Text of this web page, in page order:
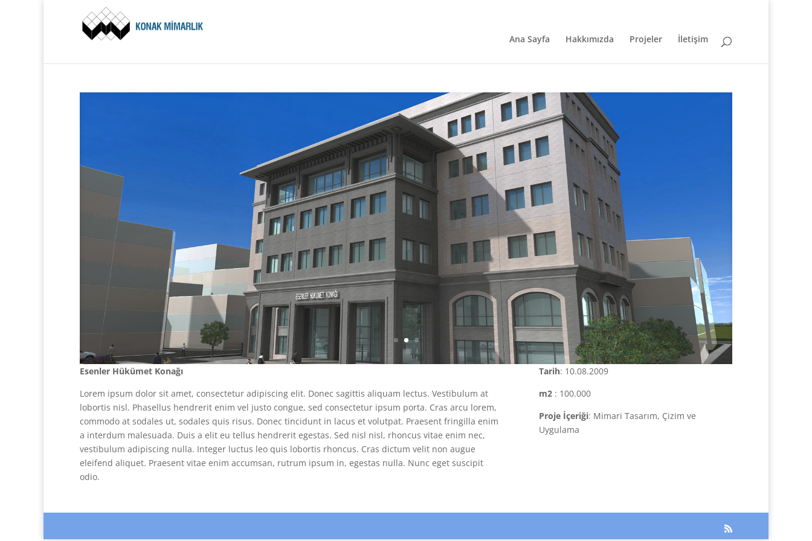
Ana Sayfa Hakkımızda Projeler İletişim
Esenler Hükümet Konağı
Lorem ipsum dolor sit amet, consectetur adipiscing elit. Donec sagittis aliquam lectus. Vestibulum at
lobortis nisl. Phasellus hendrerit enim vel justo congue, sed consectetur ipsum porta. Cras arcu lorem,
commodo at sodales ut, sodales quis risus. Donec tincidunt in lacus et volutpat. Praesent fringilla enim
a interdum malesuada. Duis a elit eu tellus hendrerit egestas. Sed nisl nisl, rhoncus vitae enim nec,
vestibulum adipiscing nulla. Integer luctus leo quis lobortis rhoncus. Cras dictum velit non augue
eleifend aliquet. Praesent vitae enim accumsan, rutrum ipsum in, egestas nulla. Nunc eget suscipit
odio.
Tarih: 10.08.2009
m2: 100.000
Proje İçeriği: Mimari Tasarım, Çizim ve
Uygulama